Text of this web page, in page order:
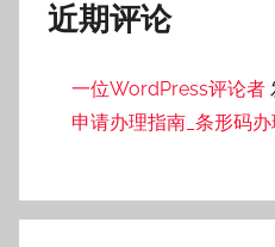
近期评论
一位WordPress评论者
申请办理指南_条形码